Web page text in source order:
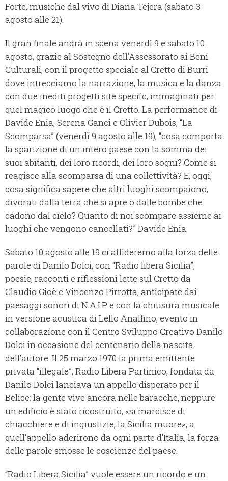
Forte, musiche dal vivo di Diana Tejera (sabato 3
agosto alle 21).
Il gran finale andrà in scena venerdì 9 e sabato 10
agosto, grazie al Sostegno dell’Assessorato ai Beni
Culturali, con il progetto speciale al Cretto di Burri
dove intrecciamo la narrazione, la musica e la danza
con due inediti progetti site specifc, immaginati per
quel magico luogo che è il Cretto. La performance di
Davide Enia, Serena Ganci e Olivier Dubois, “La
Scomparsa” (venerdì 9 agosto alle 19), “cosa comporta
la sparizione di un intero paese con la somma dei
suoi abitanti, dei loro ricordi, dei loro sogni? Come si
reagisce alla scomparsa di una collettività? E, oggi,
cosa significa sapere che altri luoghi scompaiono,
divorati dalla terra che si apre o dalle bombe che
cadono dal cielo? Quanto di noi scompare assieme ai
luoghi che vengono cancellati?” Davide Enia.
Sabato 10 agosto alle 19 ci affideremo alla forza delle
parole di Danilo Dolci, con “Radio libera Sicilia”,
poesie, racconti e riflessioni lette sul Cretto da
Claudio Gioè e Vincenzo Pirrotta, anticipate dai
paesaggi sonori di N.A.I.P e con la chiusura musicale
in versione acustica di Lello Analfino, evento in
collaborazione con il Centro Sviluppo Creativo Danilo
Dolci in occasione del centenario della nascita
dell’autore. Il 25 marzo 1970 la prima emittente
privata “illegale”, Radio Libera Partinico, fondata da
Danilo Dolci lanciava un appello disperato per il
Belice: la gente vive ancora nelle baracche, neppure
un edificio è stato ricostruito, «si marcisce di
chiacchiere e di ingiustizie, la Sicilia muore», a
quell’appello aderirono da ogni parte d’Italia, la forza
delle parole smosse le coscienze del paese.
“Radio Libera Sicilia” vuole essere un ricordo e un